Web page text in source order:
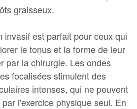
graisseux.
invasif est parfait pour ceux qui
le tonus et la forme de leur
par la chirurgie. Les ondes
focalisées stimulent des
intenses, qui ne peuvent
l'exercice physique seul. En